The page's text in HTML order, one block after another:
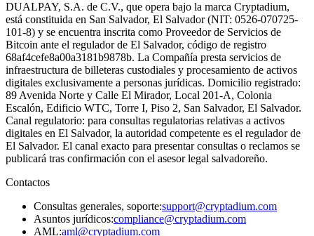
DUALPAY, S.A. de C.V., que opera bajo la marca Cryptadium,
está constituida en San Salvador, El Salvador (NIT: 0526-070725-
101-8) y se encuentra inscrita como Proveedor de Servicios de
Bitcoin ante el regulador de El Salvador, código de registro
68af4cefe8a00a3181b9878b. La Compañía presta servicios de
infraestructura de billeteras custodiales y procesamiento de activos
digitales exclusivamente a personas jurídicas. Domicilio registrado:
89 Avenida Norte y Calle El Mirador, Local 201-A, Colonia
Escalón, Edificio WTC, Torre I, Piso 2, San Salvador, El Salvador.
Canal regulatorio: para consultas regulatorias relativas a activos
digitales en El Salvador, la autoridad competente es el regulador de
El Salvador. El canal exacto para presentar consultas o reclamos se
publicará tras confirmación con el asesor legal salvadoreño.
Contactos
Consultas generales, soporte:support@cryptadium.com
Asuntos jurídicos:compliance@cryptadium.com
AML:aml@cryptadium.com